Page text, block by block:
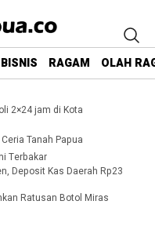
BISNIS RAGAM OLAH
2×24 jam di Kota
Tanah Papua
Terbakar
Deposit Kas Daerah Rp23
Ratusan Botol Miras